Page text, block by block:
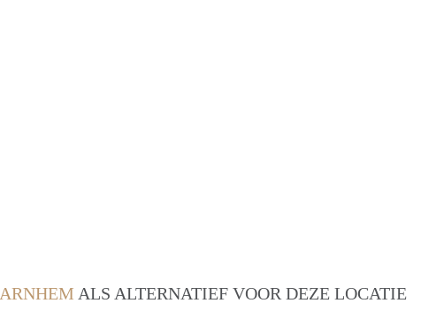
ARNHEM ALS ALTERNATIEF VOOR DEZE LOCATIE